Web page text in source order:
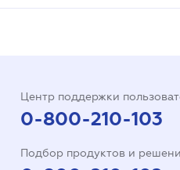
Центр поддержки
0-800-210-103
Подбор продуктов и